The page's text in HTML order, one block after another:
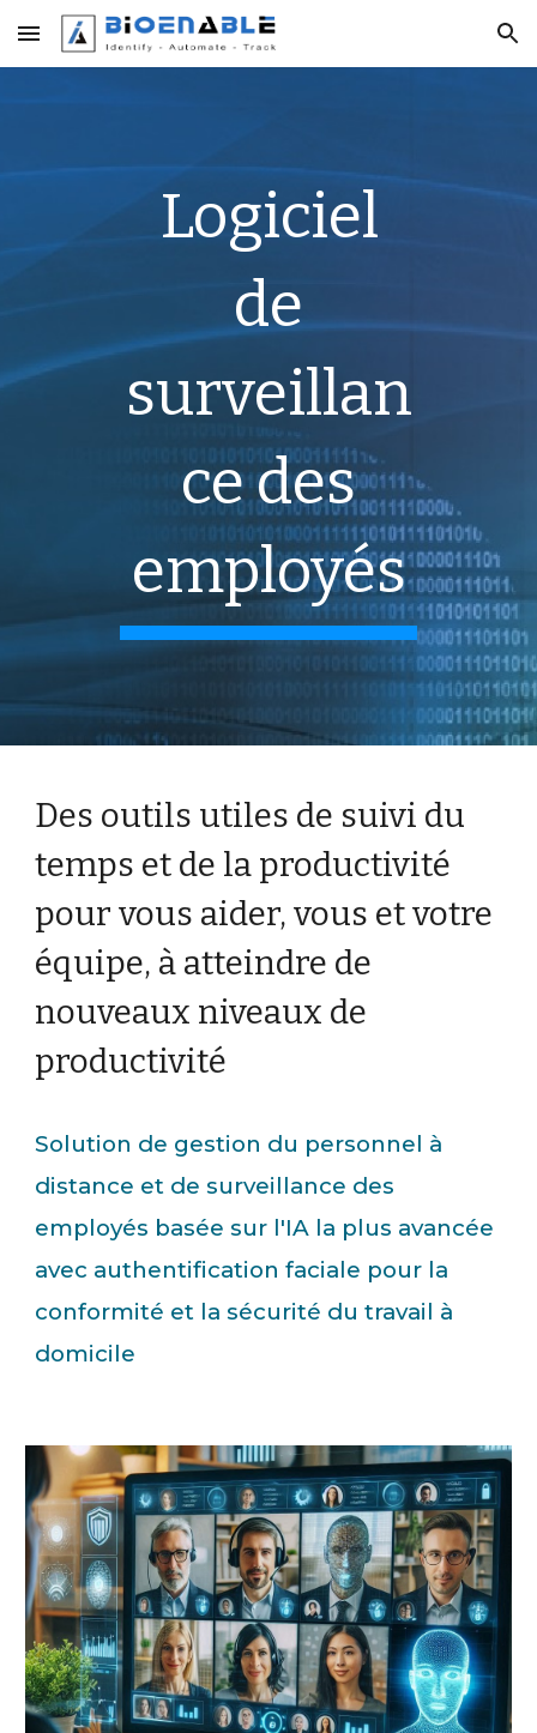
Skip to main content Skip to navigation
Logiciel
de
surveillan
ce des
employés
Des outils utiles de suivi du
temps et de la productivité
pour vous aider, vous et votre
équipe, à atteindre de
nouveaux niveaux de
productivité
Solution de gestion du personnel à
distance et de surveillance des
employés basée sur l'IA la plus avancée
avec authentification faciale pour la
conformité et la sécurité du travail à
domicile